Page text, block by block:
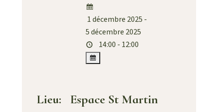
1 décembre 2025 -
5 décembre 2025
14:00 - 12:00
Lieu: Espace St Martin